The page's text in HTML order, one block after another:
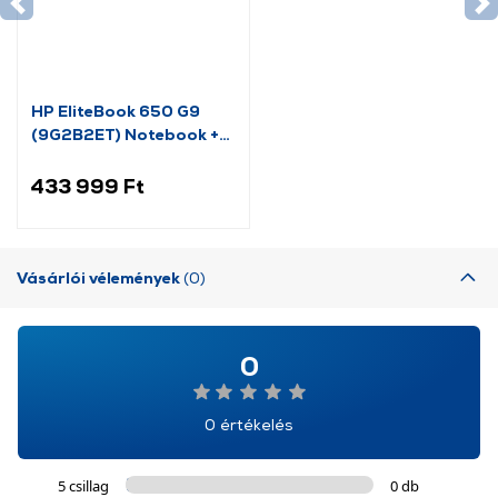
HP EliteBook 650 G9
(9G2B2ET) Notebook +
433 999 Ft
Vásárlói vélemények(0)
0
0 értékelés
5 csillag
0 db